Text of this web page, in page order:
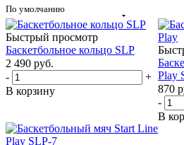
По умолчанию
Быстрый просмотр
Баскетбольное кольцо SLP
2 490 руб.
-
+
В корзину
Play
870
-
В